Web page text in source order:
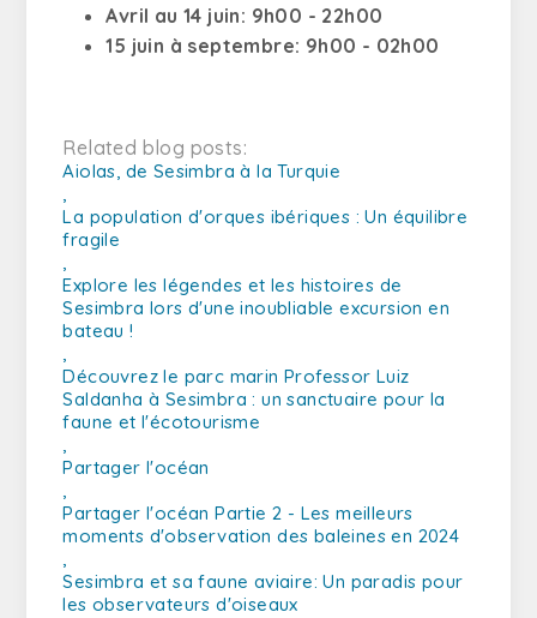
Avril au 14 juin: 9h00 - 22h00
15 juin à septembre: 9h00 - 02h00
Related blog posts:
Aiolas, de Sesimbra à la Turquie
,
La population d'orques ibériques : Un équilibre
fragile
,
Explore les légendes et les histoires de
Sesimbra lors d'une inoubliable excursion en
bateau !
,
Découvrez le parc marin Professor Luiz
Saldanha à Sesimbra : un sanctuaire pour la
faune et l'écotourisme
,
Partager l'océan
,
Partager l'océan Partie 2 - Les meilleurs
moments d'observation des baleines en 2024
,
Sesimbra et sa faune aviaire: Un paradis pour
les observateurs d'oiseaux